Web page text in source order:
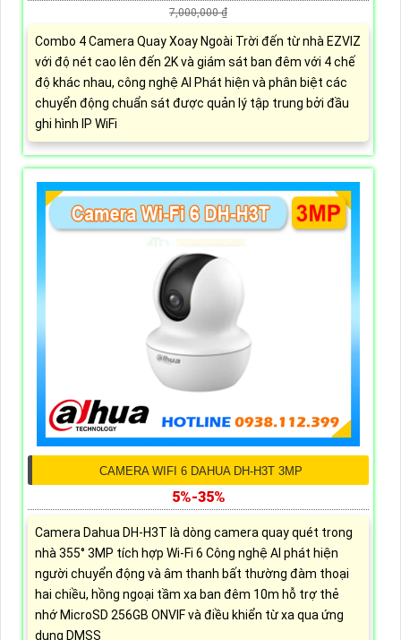
7,000,000 ₫
Combo 4 Camera Quay Xoay Ngoài Trời đến từ nhà EZVIZ
với độ nét cao lên đến 2K và giám sát ban đêm với 4 chế
độ khác nhau, công nghệ AI Phát hiện và phân biệt các
chuyển động chuẩn sát được quản lý tập trung bởi đầu
ghi hình IP WiFi
CAMERA WIFI 6 DAHUA DH-H3T 3MP
5%-35%
Camera Dahua DH-H3T là dòng camera quay quét trong
nhà 355° 3MP tích hợp Wi-Fi 6 Công nghệ AI phát hiện
người chuyển động và âm thanh bất thường đàm thoại
hai chiều, hồng ngoại tầm xa ban đêm 10m hỗ trợ thẻ
nhớ MicroSD 256GB ONVIF và điều khiển từ xa qua ứng
dụng DMSS